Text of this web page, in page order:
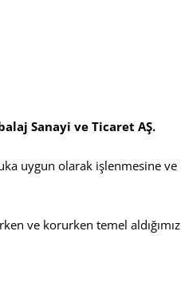
Sanayi ve Ticaret AŞ.
uygun olarak işlenmesine ve
ve korurken temel aldığımız